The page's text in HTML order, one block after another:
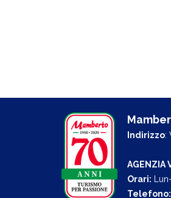
Indirizzo:
AGENZIA
Orari:
Telefono: